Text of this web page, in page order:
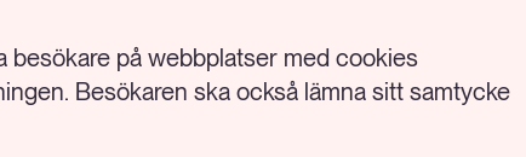
besökare på webbplatser med cookies
Besökaren ska också lämna sitt samtycke